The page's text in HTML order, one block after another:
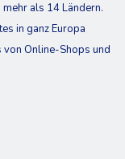
als 14 Ländern.
in ganz Europa
Online-Shops und